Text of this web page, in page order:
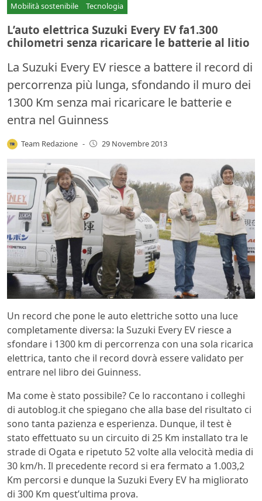
Mobilità sostenibile Tecnologia
L’auto elettrica Suzuki Every EV fa1.300
chilometri senza ricaricare le batterie al litio
La Suzuki Every EV riesce a battere il record di
percorrenza più lunga, sfondando il muro dei
1300 Km senza mai ricaricare le batterie e
entra nel Guinness
Team Redazione - 29 Novembre 2013
Un record che pone le auto elettriche sotto una luce
completamente diversa: la Suzuki Every EV riesce a
sfondare i 1300 km di percorrenza con una sola ricarica
elettrica, tanto che il record dovrà essere validato per
entrare nel libro dei Guinness.
Ma come è stato possibile? Ce lo raccontano i colleghi
di autoblog.it che spiegano che alla base del risultato ci
sono tanta pazienza e esperienza. Dunque, il test è
stato effettuato su un circuito di 25 Km installato tra le
strade di Ogata e ripetuto 52 volte alla velocità media di
30 km/h. Il precedente record si era fermato a 1.003,2
Km percorsi e dunque la Suzuki Every EV ha migliorato
di 300 Km quest’ultima prova.